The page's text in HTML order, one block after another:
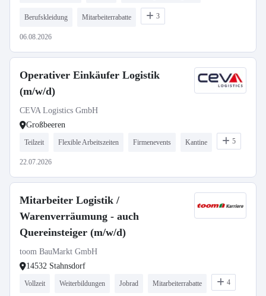
Berufskleidung Mitarbeiterrabatte 3
06.08.2026
Operativer Einkäufer Logistik
(m/w/d)
CEVA Logistics GmbH
Großbeeren
Teilzeit Flexible Arbeitszeiten Firmenevents Kantine 5
22.07.2026
Mitarbeiter Logistik /
Warenverräumung - auch
Quereinsteiger (m/w/d)
toom BauMarkt GmbH
14532 Stahnsdorf
Vollzeit Weiterbildungen Jobrad Mitarbeiterrabatte 4